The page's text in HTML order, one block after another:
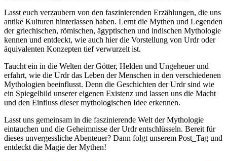
Lasst euch verzaubern von den faszinierenden Erzählungen, die uns
antike Kulturen hinterlassen haben. Lernt die Mythen und Legenden
der griechischen, römischen, ägyptischen und indischen Mythologie
kennen und entdeckt, wie auch hier die Vorstellung von Urdr oder
äquivalenten Konzepten tief verwurzelt ist.
Taucht ein in die Welten der Götter, Helden und Ungeheuer und
erfahrt, wie die Urdr das Leben der Menschen in den verschiedenen
Mythologien beeinflusst. Denn die Geschichten der Urdr sind wie
ein Spiegelbild unserer eigenen Existenz und lassen uns die Macht
und den Einfluss dieser mythologischen Idee erkennen.
Lasst uns gemeinsam in die faszinierende Welt der Mythologie
eintauchen und die Geheimnisse der Urdr entschlüsseln. Bereit für
dieses unvergessliche Abenteuer? Dann folgt unserem Post_Tag und
entdeckt die Magie der Mythen!